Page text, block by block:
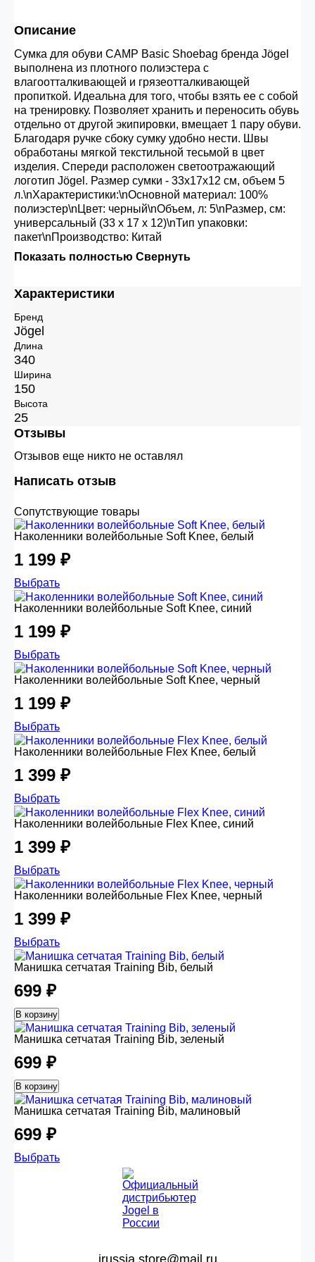
Опт 3(33%)- сумма всех заказов за 6 месяцев
80.000 рублей
Опт 2(36%)- сумма всех заказов за 6 месяцев
200.000 рублей.
Опт 1(38%) -сумма всех заказов за 6 месяцев -
400.000 рублей.
Описание
Сумка для обуви CAMP Basic Shoebag бренда Jögel
выполнена из плотного полиэстера с
влагоотталкивающей и грязеотталкивающей
пропиткой. Идеальна для того, чтобы взять ее с собой
на тренировку. Позволяет хранить и переносить обувь
отдельно от другой экипировки, вмещает 1 пару обуви.
Благодаря ручке сбоку сумку удобно нести. Швы
обработаны мягкой текстильной тесьмой в цвет
изделия. Спереди расположен светоотражающий
логотип Jögel. Размер сумки - 33х17х12 см, объем 5
л.\nХарактеристики:\nОсновной материал: 100%
полиэстер\nЦвет: черный\nОбъем, л: 5\nРазмер, см:
универсальный (33 х 17 х 12)\nТип упаковки:
пакет\nПроизводство: Китай
Показать полностью Свернуть
Характеристики
Бренд
Jögel
Длина
340
Ширина
150
Высота
25
Отзывы
Отзывов еще никто не оставлял
Написать отзыв
Сопутствующие товары
Наколенники волейбольные Soft Knee, белый
1 199 ₽
Выбрать
Наколенники волейбольные Soft Knee, синий
1 199 ₽
Выбрать
Наколенники волейбольные Soft Knee, черный
1 199 ₽
Выбрать
Наколенники волейбольные Flex Knee, белый
1 399 ₽
Выбрать
Наколенники волейбольные Flex Knee, синий
1 399 ₽
Выбрать
Наколенники волейбольные Flex Knee, черный
1 399 ₽
Выбрать
Манишка сетчатая Training Bib, белый
699 ₽
В корзину
Манишка сетчатая Training Bib, зеленый
699 ₽
В корзину
Манишка сетчатая Training Bib, малиновый
699 ₽
Выбрать
jrussia.store@mail.ru